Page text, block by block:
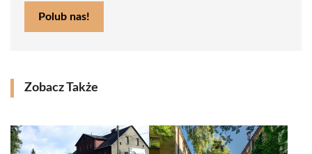
Polub nas!
Zobacz Także